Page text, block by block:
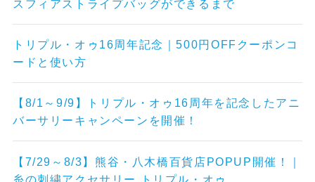
スフィアストライプバッグができるまで
トリプル・オゥ16周年記念｜500円OFFクーポンコ
ードと使い方
【8/1～9/9】トリプル・オゥ16周年を記念したアニ
バーサリーキャンペーンを開催！
【7/29～8/3】熊谷・八木橋百貨店POPUP開催！｜
糸の刺繍アクセサリー トリプル・オゥ